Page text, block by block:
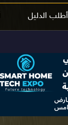
أطلب الدليل